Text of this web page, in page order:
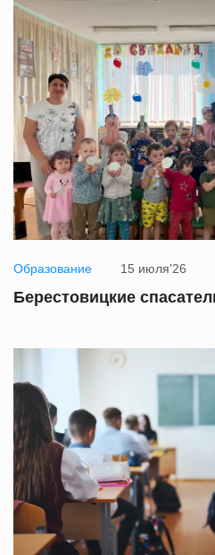
Образование 15 июля'26
Берестовицкие